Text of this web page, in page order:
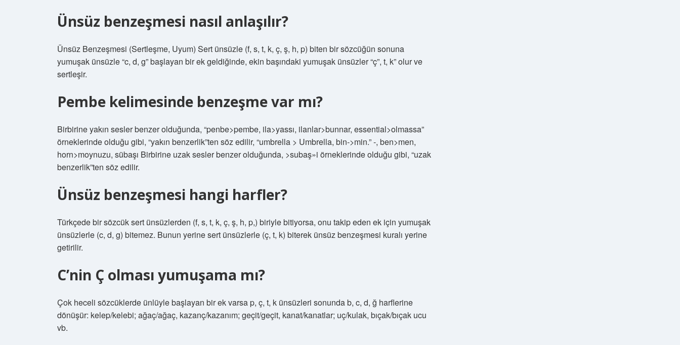
Ünsüz benzeşmesi nasıl anlaşılır?
Ünsüz Benzeşmesi (Sertleşme, Uyum) Sert ünsüzle (f, s, t, k, ç, ş, h, p) biten bir sözcüğün sonuna
yumuşak ünsüzle “c, d, g” başlayan bir ek geldiğinde, ekin başındaki yumuşak ünsüzler “ç”, t, k” olur ve
sertleşir.
Pembe kelimesinde benzeşme var mı?
Birbirine yakın sesler benzer olduğunda, “penbe>pembe, ila>yassı, ilanlar>bunnar, essential>olmassa”
örneklerinde olduğu gibi, “yakın benzerlik”ten söz edilir, “umbrella > Umbrella, bin->min.” -, ben>men,
horn>moynuzu, sübaşı Birbirine uzak sesler benzer olduğunda, >subaş»i örneklerinde olduğu gibi, “uzak
benzerlik”ten söz edilir.
Ünsüz benzeşmesi hangi harfler?
Türkçede bir sözcük sert ünsüzlerden (f, s, t, k, ç, ş, h, p,) biriyle bitiyorsa, onu takip eden ek için yumuşak
ünsüzlerle (c, d, g) bitemez. Bunun yerine sert ünsüzlerle (ç, t, k) biterek ünsüz benzeşmesi kuralı yerine
getirilir.
C’nin Ç olması yumuşama mı?
Çok heceli sözcüklerde ünlüyle başlayan bir ek varsa p, ç, t, k ünsüzleri sonunda b, c, d, ğ harflerine
dönüşür: kelep/kelebi; ağaç/ağaç, kazanç/kazanım; geçit/geçit, kanat/kanatlar; uç/kulak, bıçak/bıçak ucu
vb.